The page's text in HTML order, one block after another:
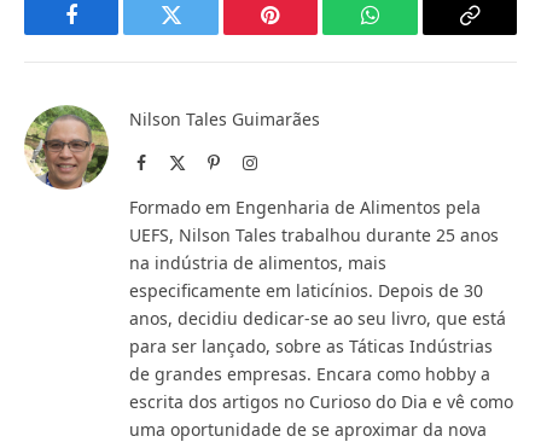
Facebook Twitter Pinterest WhatsApp Copy
Nilson Tales Guimarães
Facebook PinterestInstagram
Formado em Engenharia de Alimentos pela
UEFS, Nilson Tales trabalhou durante 25 anos
na indústria de alimentos, mais
especificamente em laticínios. Depois de 30
anos, decidiu dedicar-se ao seu livro, que está
para ser lançado, sobre as Táticas Indústrias
de grandes empresas. Encara como hobby a
escrita dos artigos no Curioso do Dia e vê como
uma oportunidade de se aproximar da nova